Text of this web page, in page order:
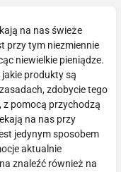
na nas świeże
przy tym niezmiennie
niewielkie pieniądze.
produkty są
zdobycie tego
pomocą przychodzą
na nas przy
jedynym sposobem
aktualnie
znaleźć również na